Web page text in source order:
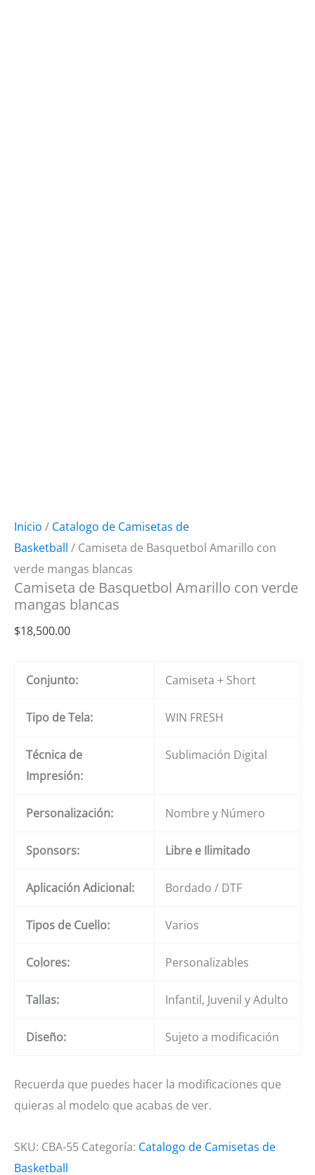
Inicio / Catalogo de Camisetas de
Basketball / Camiseta de Basquetbol Amarillo con
verde mangas blancas
Camiseta de Basquetbol Amarillo con verde
mangas blancas
$18,500.00
Conjunto: Camiseta + Short
Tipo de Tela: WIN FRESH
Técnica de
Impresión:
Sublimación Digital
Personalización: Nombre y Número
Sponsors: Libre e Ilimitado
Aplicación Adicional: Bordado / DTF
Tipos de Cuello: Varios
Colores: Personalizables
Tallas: Infantil, Juvenil y Adulto
Diseño: Sujeto a modificación
Recuerda que puedes hacer la modificaciones que
quieras al modelo que acabas de ver.
SKU: CBA-55 Categoría: Catalogo de Camisetas de
Basketball